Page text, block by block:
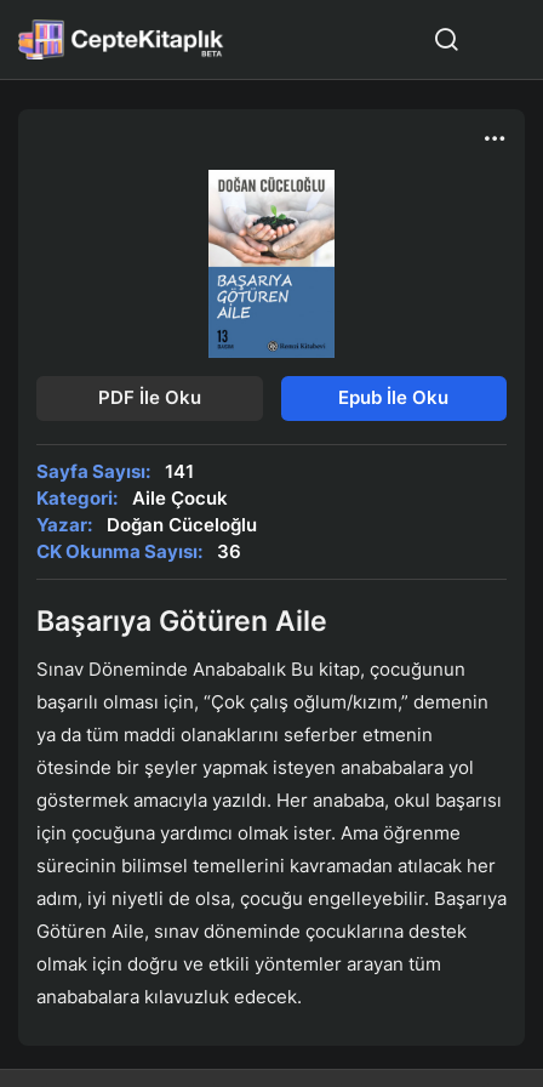
PDF İle Oku Epub İle Oku
Sayfa Sayısı:
141
Kategori:
Aile Çocuk
Yazar:
Doğan Cüceloğlu
CK Okunma Sayısı:
36
Başarıya Götüren Aile
Sınav Döneminde Anababalık Bu kitap, çocuğunun
başarılı olması için, “Çok çalış oğlum/kızım,” demenin
ya da tüm maddi olanaklarını seferber etmenin
ötesinde bir şeyler yapmak isteyen anababalara yol
göstermek amacıyla yazıldı. Her anababa, okul başarısı
için çocuğuna yardımcı olmak ister. Ama öğrenme
sürecinin bilimsel temellerini kavramadan atılacak her
adım, iyi niyetli de olsa, çocuğu engelleyebilir. Başarıya
Götüren Aile, sınav döneminde çocuklarına destek
olmak için doğru ve etkili yöntemler arayan tüm
anababalara kılavuzluk edecek.